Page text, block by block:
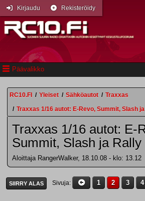
Päävalikko
Kirjaudu Rekisteröidy
RC10.FI / Yleiset / Sähköautot / Traxxas
/ Traxxas 1/16 autot: E-Revo, Summit, Slash
Traxxas 1/16 autot: E-
Summit, Slash ja Rally
Aloittaja RangerWalker, 18.10.08 - klo: 13.12
SIIRRY ALAS Sivuja 1 2 3 4